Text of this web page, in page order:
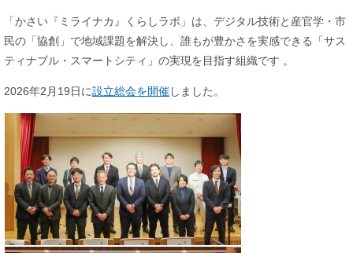
「かさい『ミライナカ』くらしラボ」は、デジタル技術と産官学・市
民の「協創」で地域課題を解決し、誰もが豊かさを実感できる「サス
ティナブル・スマートシティ」の実現を目指す組織です 。
2026年2月19日に設立総会を開催しました。